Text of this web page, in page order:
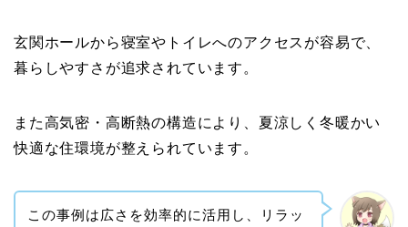
玄関ホールから寝室やトイレへのアクセスが容易で、
暮らしやすさが追求されています。
また高気密・高断熱の構造により、夏涼しく冬暖かい
快適な住環境が整えられています。
この事例は広さを効率的に活用し、リラッ